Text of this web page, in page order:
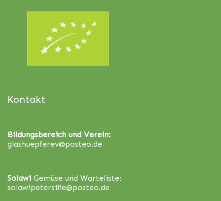
Kontakt
Bildungsbereich und Verein:
glashuepferev@posteo.de
Solawi Gemüse und Warteliste:
solawipetersilie@posteo.de